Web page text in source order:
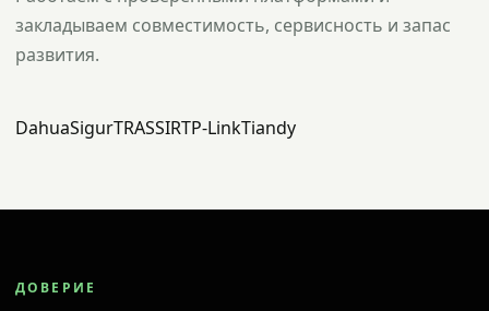
закладываем совместимость, сервисность и запас
развития.
DahuaSigurTRASSIRTP-LinkTiandy
ДОВЕРИЕ